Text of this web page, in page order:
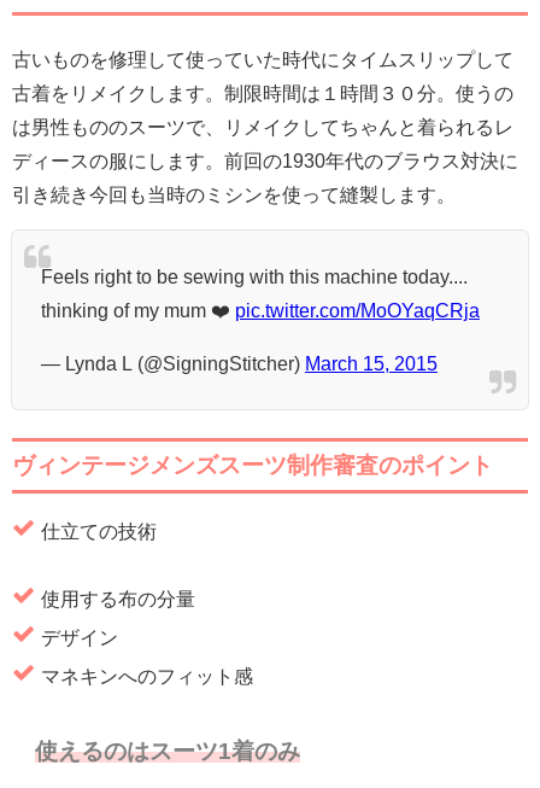
古いものを修理して使っていた時代にタイムスリップして
古着をリメイクします。制限時間は１時間３０分。使うの
は男性もののスーツで、リメイクしてちゃんと着られるレ
ディースの服にします。前回の1930年代のブラウス対決に
引き続き今回も当時のミシンを使って縫製します。
Feels right to be sewing with this machine today....
thinking of my mum ❤️ pic.twitter.com/MoOYaqCRja
— Lynda L (@SigningStitcher) March 15, 2015
ヴィンテージメンズスーツ制作審査のポイント
仕立ての技術
使用する布の分量
デザイン
マネキンへのフィット感
使えるのはスーツ1着のみ